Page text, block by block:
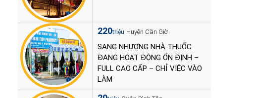
220triệu Huyện Cần Giờ
SANG NHƯỢNG NHÀ THUỐC
ĐANG HOẠT ĐỘNG ỔN ĐỊNH –
FULL CAO CẤP – CHỈ VIỆC VÀO
LÀM